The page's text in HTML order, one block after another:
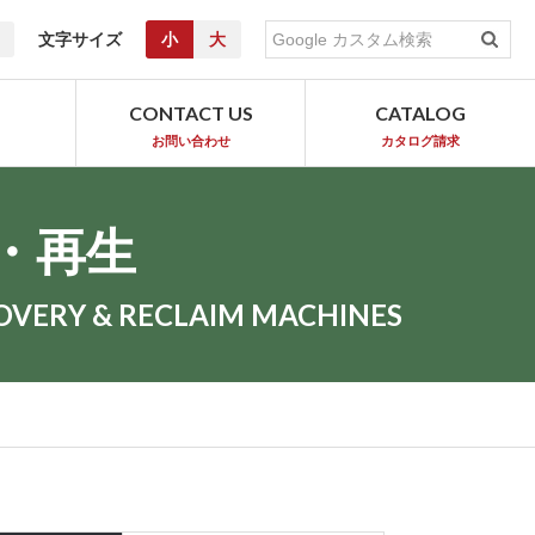
文字サイズ 小 大
CONTACT US
お問い合わせ
CATALOG
カタログ請求
再生
& RECLAIM MACHINES